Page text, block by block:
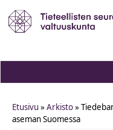
You are here
Etusivu»Arkisto»
aseman Suomessa